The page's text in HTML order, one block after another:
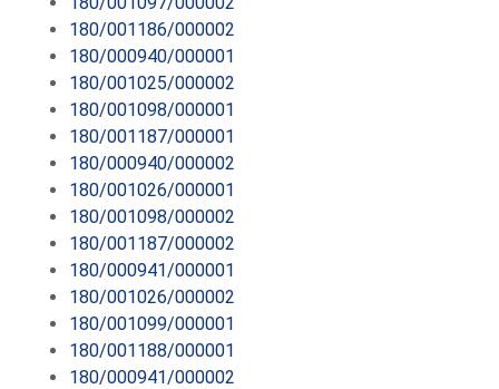
180/001186/000002
180/000940/000001
180/001025/000002
180/001098/000001
180/001187/000001
180/000940/000002
180/001026/000001
180/001098/000002
180/001187/000002
180/000941/000001
180/001026/000002
180/001099/000001
180/001188/000001
180/000941/000002